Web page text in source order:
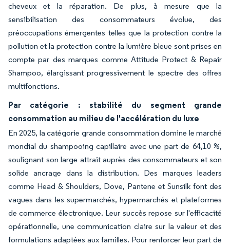
cheveux et la réparation. De plus, à mesure que la
sensibilisation des consommateurs évolue, des
préoccupations émergentes telles que la protection contre la
pollution et la protection contre la lumière bleue sont prises en
compte par des marques comme Attitude Protect & Repair
Shampoo, élargissant progressivement le spectre des offres
multifonctions.
Par catégorie : stabilité du segment grande
consommation au milieu de l'accélération du luxe
En 2025, la catégorie grande consommation domine le marché
mondial du shampooing capillaire avec une part de 64,10 %,
soulignant son large attrait auprès des consommateurs et son
solide ancrage dans la distribution. Des marques leaders
comme Head & Shoulders, Dove, Pantene et Sunsilk font des
vagues dans les supermarchés, hypermarchés et plateformes
de commerce électronique. Leur succès repose sur l'efficacité
opérationnelle, une communication claire sur la valeur et des
formulations adaptées aux familles. Pour renforcer leur part de